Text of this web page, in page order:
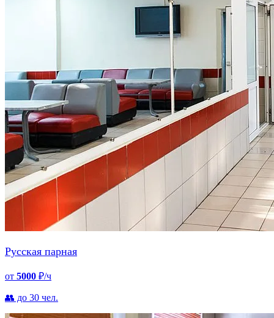
Русская парная
от 5000 ₽/ч
👥 до 30 чел.